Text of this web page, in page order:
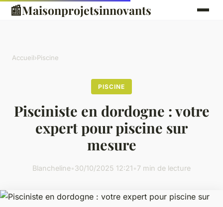
📰Maisonprojetsinnovants
Accueil›Piscine
PISCINE
Pisciniste en dordogne : votre
expert pour piscine sur
mesure
Blancheline•30/10/2025 12:21•7 min de lecture